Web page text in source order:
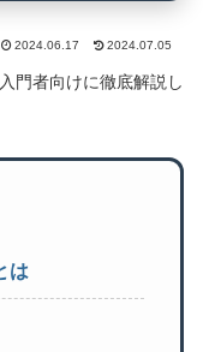
2024.06.17 2024.07.05
門者向けに徹底解説し
は